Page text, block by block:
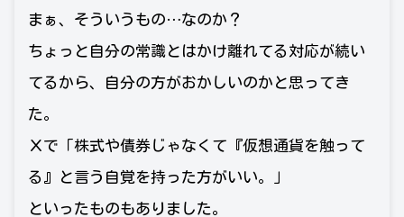
まぁ、そういうもの…なのか？
ちょっと自分の常識とはかけ離れてる対応が続い
てるから、自分の方がおかしいのかと思ってき
た。
Ｘで「株式や債券じゃなくて『仮想通貨を触って
る』と言う自覚を持った方がいい。」
といったものもありました。